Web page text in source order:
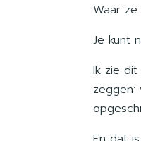
Waar
Je kunt
Ik zie
zeggen: